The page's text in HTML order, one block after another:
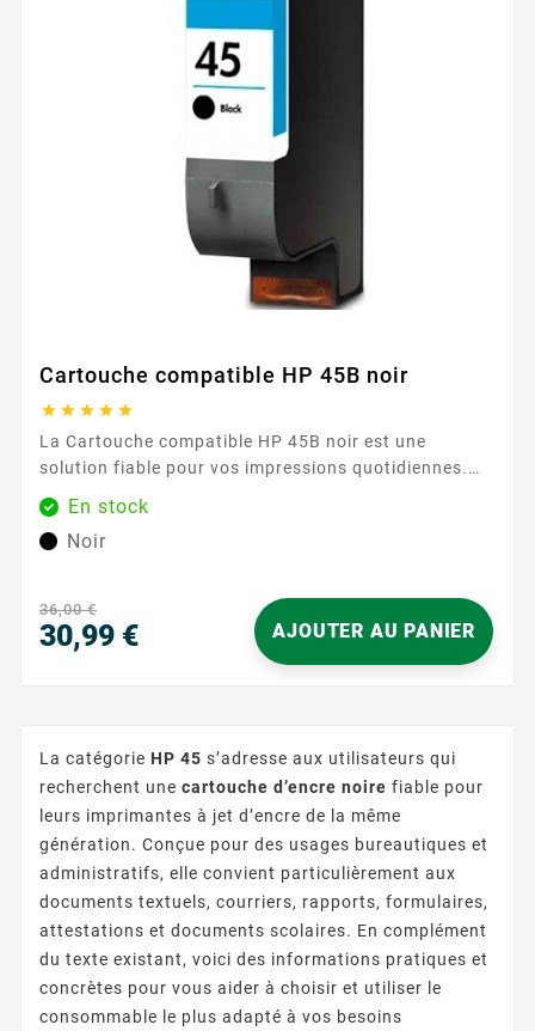
Cartouche compatible HP 45B noir
    
La Cartouche compatible HP 45B noir est une
solution fiable pour vos impressions quotidiennes.
Conçue pour les imprimantes de la gamme HP 45 ,
elle offre une expérience d’utilisation simple et
sereine. Que vous imprimiez des documents
cours, son encre noire assure des résultats nets et
réguliers, avec un texte...
En stock
Noir
36,00 €
30,99 € AJOUTER AU PANIER
La catégorie HP 45 s’adresse aux utilisateurs qui
recherchent une cartouche d’encre noire fiable pour
leurs imprimantes à jet d’encre de la même
génération. Conçue pour des usages bureautiques et
administratifs, elle convient particulièrement aux
documents textuels, courriers, rapports, formulaires,
attestations et documents scolaires. En complément
du texte existant, voici des informations pratiques et
concrètes pour vous aider à choisir et utiliser le
consommable le plus adapté à vos besoins